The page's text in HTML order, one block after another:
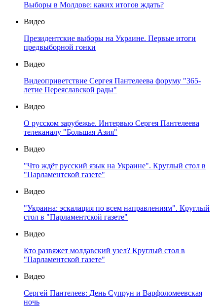
Выборы в Молдове: каких итогов ждать?
Видео
Президентские выборы на Украине. Первые итоги
предвыборной гонки
Видео
Видеоприветствие Сергея Пантелеева форуму "365-
летие Переяславской рады"
Видео
О русском зарубежье. Интервью Сергея Пантелеева
телеканалу "Большая Азия"
Видео
"Что ждёт русский язык на Украине". Круглый стол в
"Парламентской газете"
Видео
"Украина: эскалация по всем направлениям". Круглый
стол в "Парламентской газете"
Видео
Кто развяжет молдавский узел? Круглый стол в
"Парламентской газете"
Видео
Сергей Пантелеев: День Супрун и Варфоломеевская
ночь